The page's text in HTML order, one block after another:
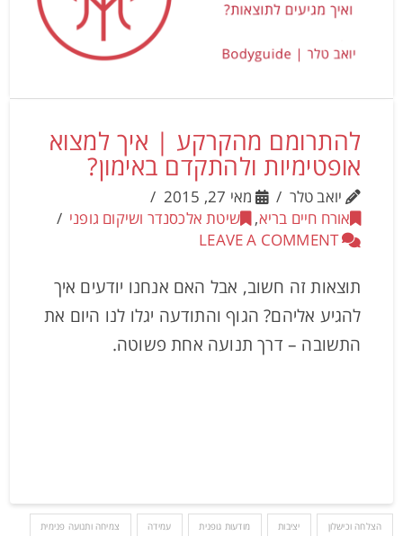
להתרומם מהקרקע | איך למצוא
אופטימיות ולהתקדם באימון?
יואב טלר
מאי 27, 2015
אורח חיים בריא, שיטת אלכסנדר ושיקום גופני
LEAVE A COMMENT
תוצאות זה חשוב, אבל האם אנחנו יודעים איך
להגיע אליהם? הגוף והתודעה יגלו לנו היום את
התשובה – דרך תנועה אחת פשוטה.
הצלחה וכישלון יציבות מודעות גופנית עמידה צמיחה ותנועה פנימית